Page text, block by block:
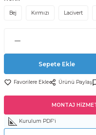
Bej Kırmızı Lacivert
Sepete Ekle
Ürünü Paylaş
MONTAJ
Kurulum PDF'i